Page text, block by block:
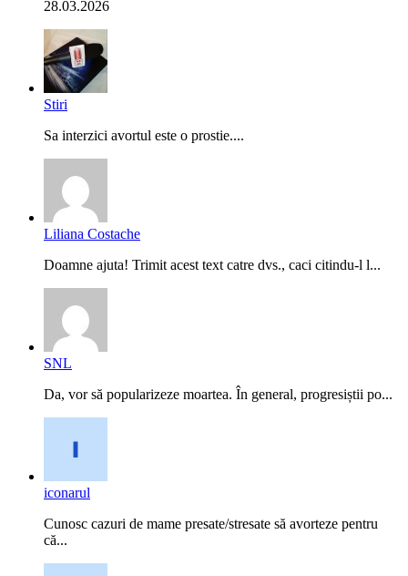
28.03.2026
Stiri
Sa interzici avortul este o prostie....
Liliana Costache
Doamne ajuta! Trimit acest text catre dvs., caci citindu-l l...
SNL
Da, vor să popularizeze moartea. În general, progresiștii po...
iconarul
Cunosc cazuri de mame presate/stresate să avorteze pentru
că...